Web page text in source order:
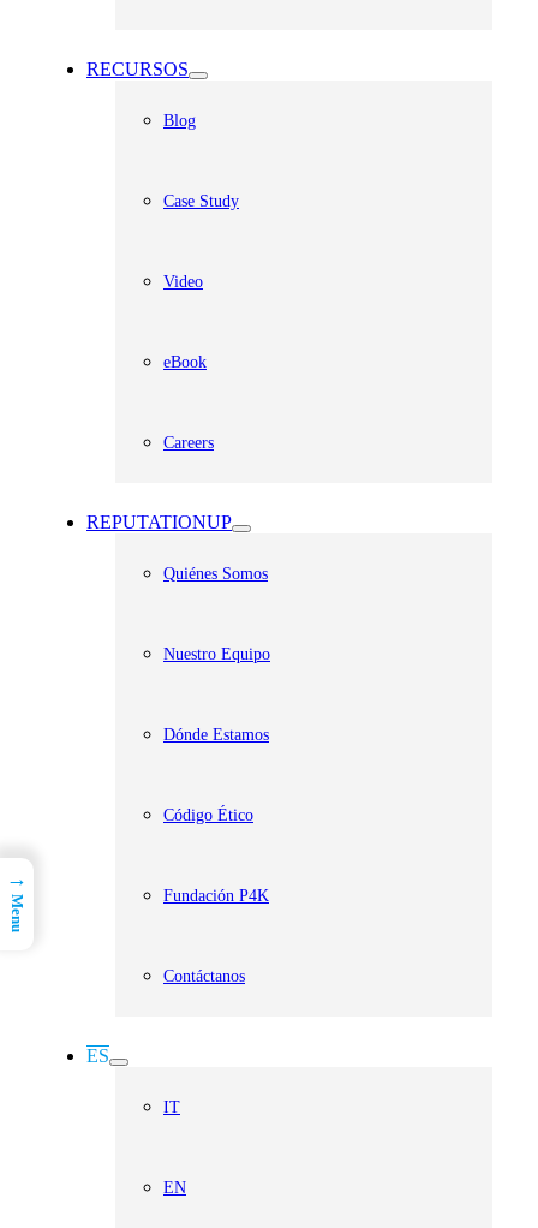
RECURSOS
Blog
Case Study
Video
eBook
Careers
REPUTATIONUP
Quiénes Somos
Nuestro Equipo
Dónde Estamos
Código Ético
Fundación P4K
Contáctanos
ES
IT
EN
→
Menu